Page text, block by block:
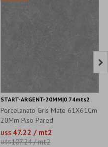
Porcelanato Gris Mate 61X61Cm
20Mm Piso Pared
U$S 47.22 / mt2
U$S107.24 / mt2
START-ARGENT-20MM|0.74mts2
